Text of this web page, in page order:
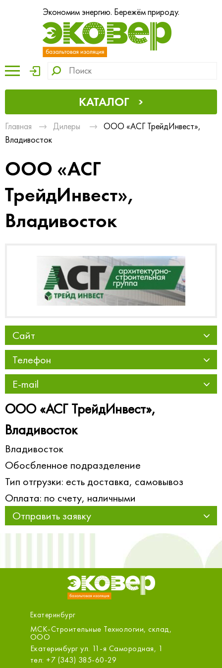
Экономим энергию. Бережём природу.
КАТАЛОГ
Главная Дилеры
ООО «АСГ ТрейдИнвест»,
Владивосток
ООО «АСГ
ТрейдИнвест»,
Владивосток
Сайт
Телефон
E-mail
ООО «АСГ ТрейдИнвест»,
Владивосток
Владивосток
Обосбленное подразделение
Тип отгрузки: есть доставка, самовывоз
Оплата: по счету, наличными
Отправить заявку
Екатеринбург
МСК-Строительные Технологии, склад,
ООО
Екатеринбург ул. 11-я Самородная, 1
тел: +7 (343) 385-60-29